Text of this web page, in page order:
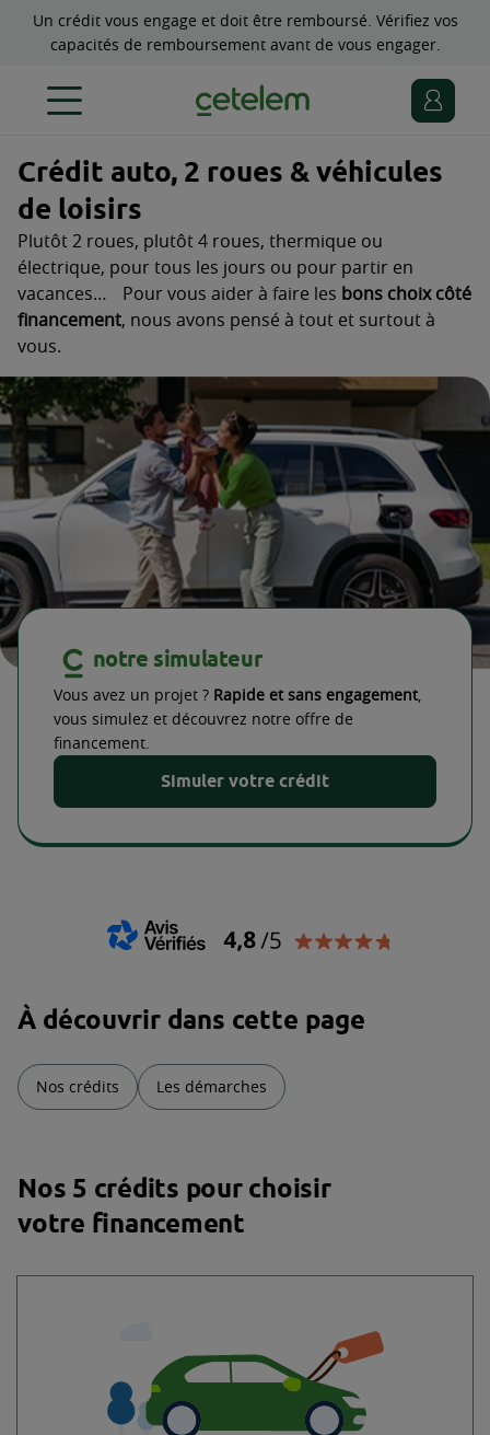
Un crédit vous engage et doit être remboursé. Vérifiez vos
capacités de remboursement avant de vous engager.
Crédit auto, 2 roues & véhicules
de loisirs
Plutôt 2 roues, plutôt 4 roues, thermique ou
électrique, pour tous les jours ou pour partir en
vacances… Pour vous aider à faire les bons choix côté
financement, nous avons pensé à tout et surtout à
vous.
notre simulateur
Vous avez un projet ? Rapide et sans engagement,
vous simulez et découvrez notre offre de
financement.
Simuler votre crédit
À découvrir dans cette page
Nos crédits Les démarches
Nos 5 crédits pour choisir
votre financement